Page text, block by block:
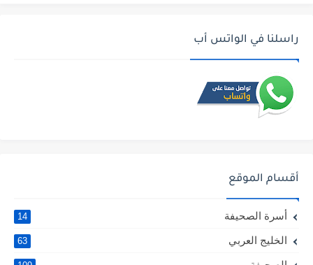
راسلنا في الواتس أب
أقسام الموقع
أسرة الصحيفة 14
الخليج العربي 63